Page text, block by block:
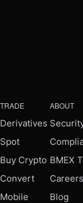
TRADE
Derivatives
Spot
Buy Crypto
Convert
Mobile
ABOUT
BMEX
Careers
Blog